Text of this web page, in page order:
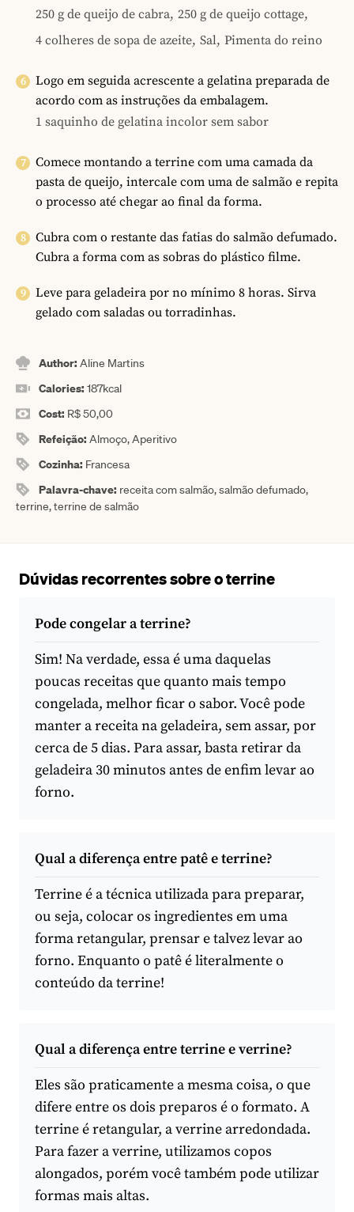
250 g de queijo de cabra, 250 g de queijo cottage,
4 colheres de sopa de azeite, Sal, Pimenta do reino
Logo em seguida acrescente a gelatina preparada de
acordo com as instruções da embalagem.
1 saquinho de gelatina incolor sem sabor
Comece montando a terrine com uma camada da
pasta de queijo, intercale com uma de salmão e repita
o processo até chegar ao final da forma.
Cubra com o restante das fatias do salmão defumado.
Cubra a forma com as sobras do plástico filme.
Leve para geladeira por no mínimo 8 horas. Sirva
gelado com saladas ou torradinhas.
Author:Aline Martins
Calories:187kcal
Cost: R$ 50,00
Refeição:Almoço, Aperitivo
Cozinha: Francesa
Palavra-chave: receita com salmão, salmão defumado,
terrine, terrine de salmão
Dúvidas recorrentes sobre o terrine
Pode congelar a terrine?
Sim! Na verdade, essa é uma daquelas
poucas receitas que quanto mais tempo
congelada, melhor ficar o sabor. Você pode
manter a receita na geladeira, sem assar, por
cerca de 5 dias. Para assar, basta retirar da
geladeira 30 minutos antes de enfim levar ao
forno.
Qual a diferença entre patê e terrine?
Terrine é a técnica utilizada para preparar,
ou seja, colocar os ingredientes em uma
forma retangular, prensar e talvez levar ao
forno. Enquanto o patê é literalmente o
conteúdo da terrine!
Qual a diferença entre terrine e verrine?
Eles são praticamente a mesma coisa, o que
difere entre os dois preparos é o formato. A
terrine é retangular, a verrine arredondada.
Para fazer a verrine, utilizamos copos
alongados, porém você também pode utilizar
formas mais altas.